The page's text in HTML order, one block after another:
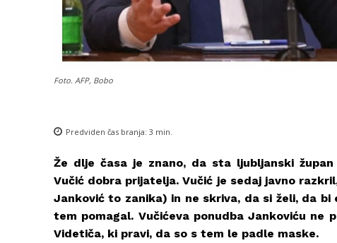
Foto. AFP, Bobo
Predviden čas branja: 3 min.
Že dlje časa je znano, da sta ljubljanski
Vučić dobra prijatelja. Vučić je sedaj javno
Janković to zanika) in ne skriva, da si želi, da
tem pomagal. Vučićeva ponudba Jankoviću ne
Videtiča, ki pravi, da so s tem le padle maske.